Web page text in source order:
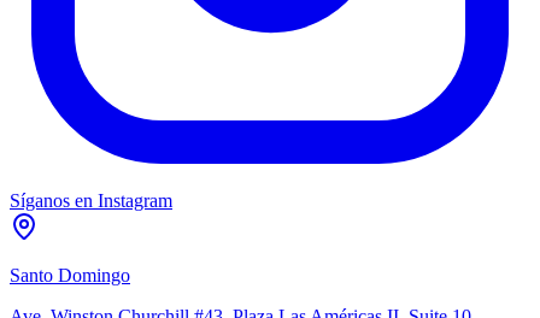
Síganos en Instagram
Santo Domingo